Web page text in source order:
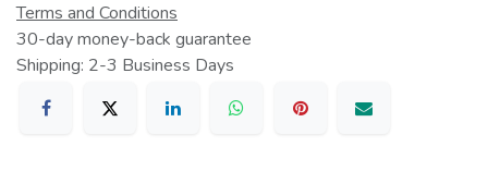
Terms and Conditions
30-day money-back guarantee
Shipping: 2-3 Business Days